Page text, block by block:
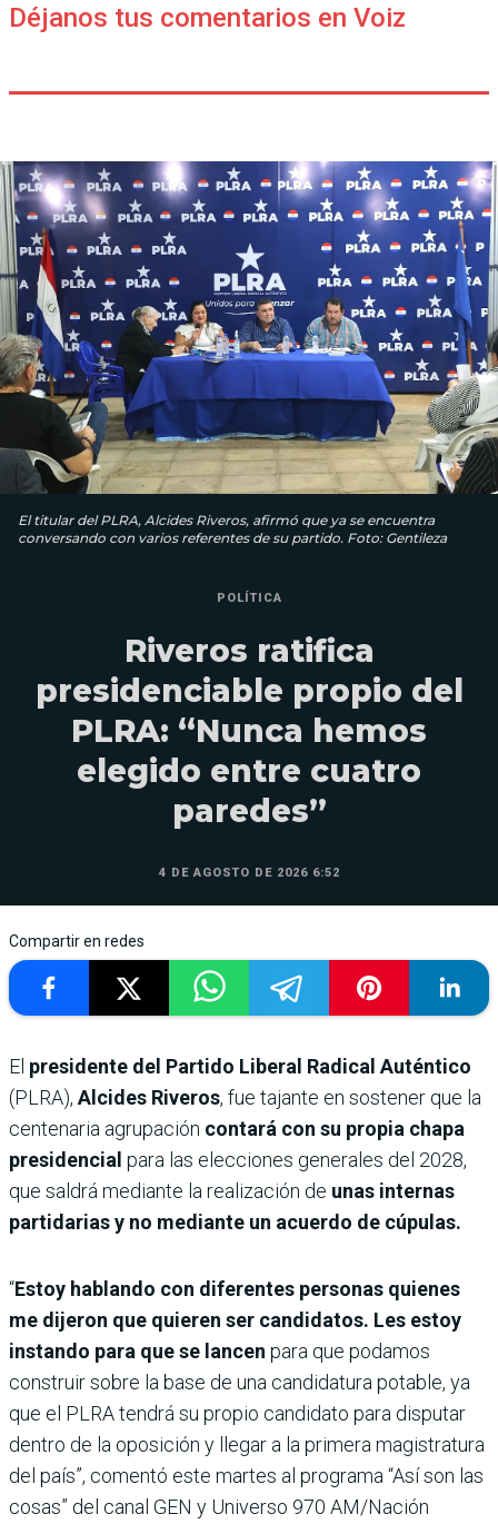
Déjanos tus comentarios en Voiz
El titular del PLRA, Alcides Riveros, afirmó que ya se encuentra
conversando con varios referentes de su partido. Foto: Gentileza
POLÍTICA
Riveros ratifica
presidenciable propio del
PLRA: “Nunca hemos
elegido entre cuatro
paredes”
4 DE AGOSTO DE 2026 6:52
Compartir en redes
El presidente del Partido Liberal Radical Auténtico
(PLRA), Alcides Riveros, fue tajante en sostener que la
centenaria agrupación contará con su propia chapa
presidencial para las elecciones generales del 2028,
que saldrá mediante la realización de unas internas
partidarias y no mediante un acuerdo de cúpulas.
“Estoy hablando con diferentes personas quienes
me dijeron que quieren ser candidatos. Les estoy
instando para que se lancen para que podamos
construir sobre la base de una candidatura potable, ya
que el PLRA tendrá su propio candidato para disputar
dentro de la oposición y llegar a la primera magistratura
del país”, comentó este martes al programa “Así son las
cosas” del canal GEN y Universo 970 AM/Nación